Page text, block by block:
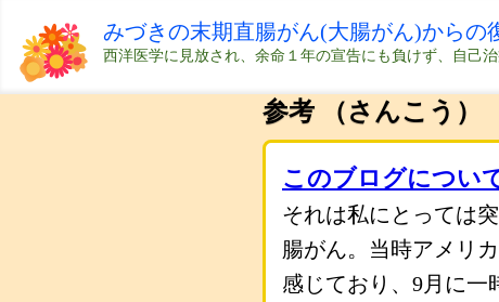
みづきの末期直腸がん(大腸がん)からの
西洋医学に見放され、余命１年の宣告にも負けず、自己
参考 （さんこう）
このブログについ
それは私にとっては
腸がん。当時アメリ
感じており、9月に一